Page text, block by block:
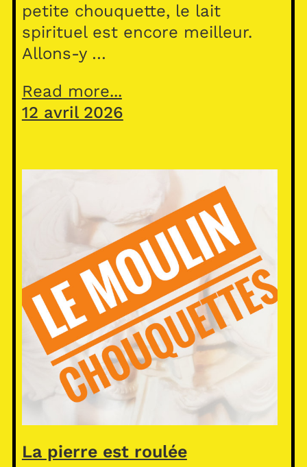
petite chouquette, le lait
spirituel est encore meilleur.
Allons-y …
Read more...
12 avril 2026
La pierre est roulée